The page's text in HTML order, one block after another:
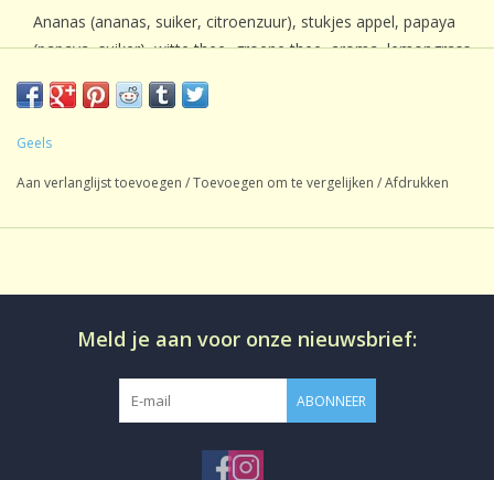
Ananas (ananas, suiker, citroenzuur), stukjes appel, papaya
(papaya, suiker), witte thee, groene thee, aroma, lemongrass,
Voedingswaarde informatie
Calorische waarde [kJ]: 11; Calorische waarde [kcal]: 3; Vet [g]:
waarvan suiker [g]: 0,6; Eiwit [g]: <0,1; Zout [g]: <0,1
Gemiddelde voedingswaarde gebaseerd op 100ml infusie.
Geels
Aan verlanglijst toevoegen /Toevoegen om te vergelijken /Afdrukken
Meld je aan voor onze nieuwsbrief:
ABONNEER